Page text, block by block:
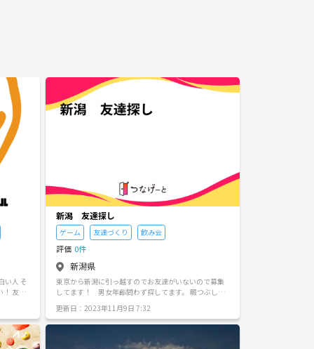
い人 そ
！ 友達
新潟 友達探し
ゲーム 友達づくり 飲み会
評価 0件
新潟県
東京から新潟に引っ越すのでお友達がいないので募集
してます！ 男女年齢問わず探してます。 暇つぶしで
更新日：2023年11月9日 7:32